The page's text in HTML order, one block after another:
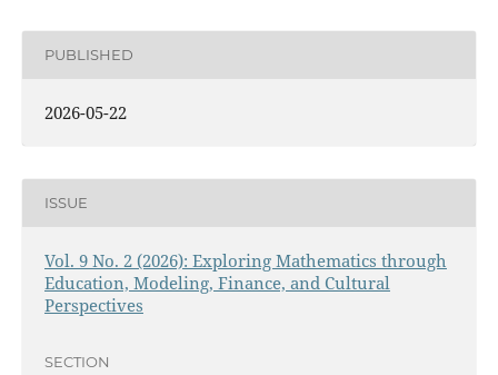
PUBLISHED
2026-05-22
ISSUE
Vol. 9 No. 2 (2026): Exploring Mathematics through
Education, Modeling, Finance, and Cultural
Perspectives
SECTION